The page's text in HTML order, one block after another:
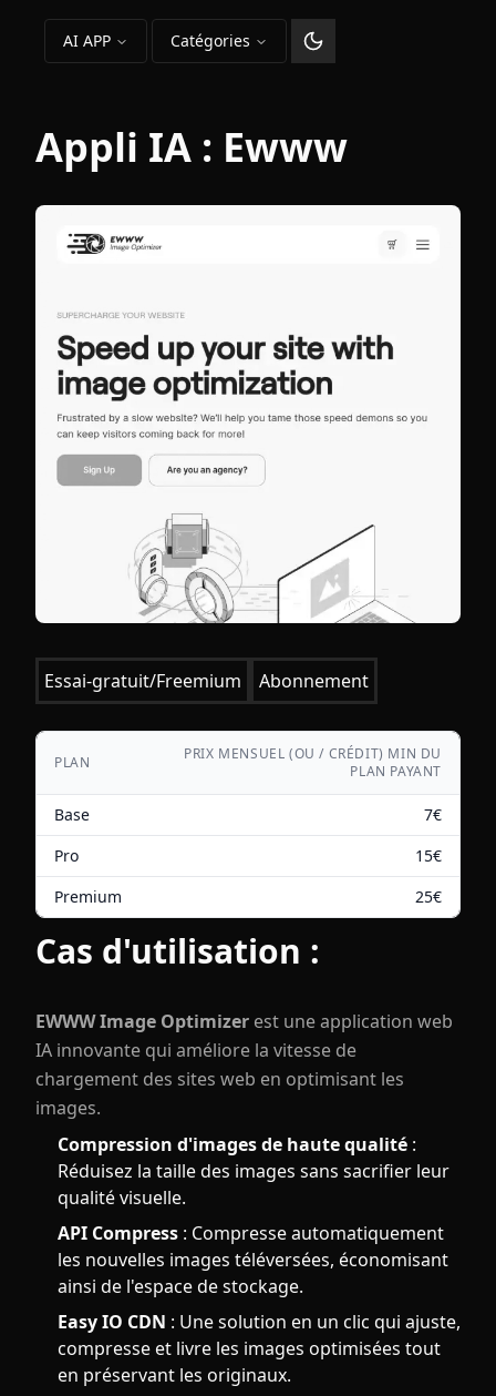
AI APP Catégories
Changer le thème
Appli IA : Ewww
Essai-gratuit/Freemium Abonnement
PLAN
PRIX MENSUEL (OU / CRÉDIT) MIN DU
PLAN PAYANT
Base 7€
Pro
15€
Premium
25€
Cas d'utilisation :
EWWW Image Optimizer est une application web
IA innovante qui améliore la vitesse de
chargement des sites web en optimisant les
images.
Compression d'images de haute qualité :
Réduisez la taille des images sans sacrifier leur
qualité visuelle.
API Compress : Compresse automatiquement
les nouvelles images téléversées, économisant
ainsi de l'espace de stockage.
Easy IO CDN : Une solution en un clic qui ajuste,
compresse et livre les images optimisées tout
en préservant les originaux.